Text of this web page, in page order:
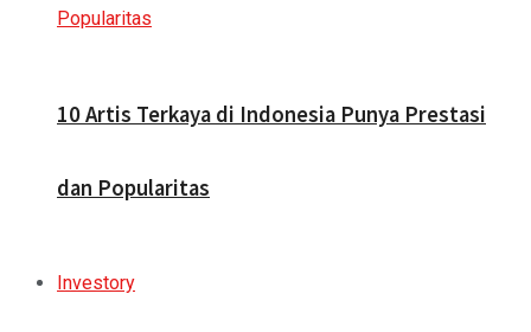
10 Artis Terkaya di Indonesia Punya Prestasi
dan Popularitas
Investory